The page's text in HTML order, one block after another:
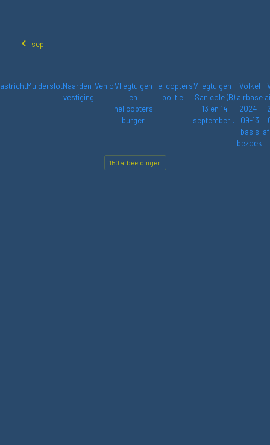
sep
MuiderslotNaarden-
vestiging
VenloVliegtuigen
en
helicopters
burger
Helicopters
politie
Vliegtuigen -
Sanicole (B)
13 en 14
september…
Volkel
airbase
2024-
09-13
basis
bezoek
150 afbeeldingen